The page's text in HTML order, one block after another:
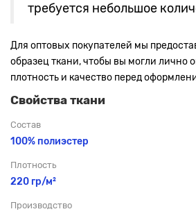
требуется небольшое
Для оптовых покупателей мы
образец ткани, чтобы вы могли лично
плотность и качество перед
Свойства ткани
Состав
100% полиэстер
Плотность
220 гр/м²
Производство